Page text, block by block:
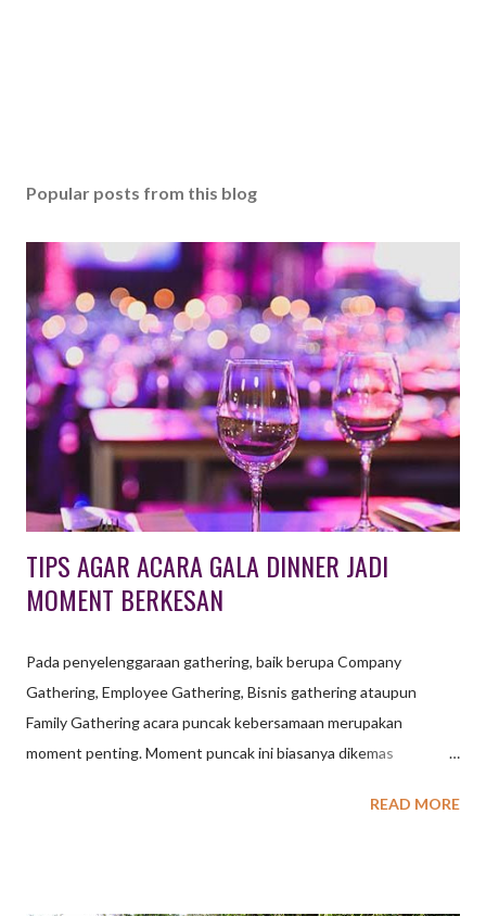
Popular posts from this blog
TIPS AGAR ACARA GALA DINNER JADI
MOMENT BERKESAN
Pada penyelenggaraan gathering, baik berupa Company
Gathering, Employee Gathering, Bisnis gathering ataupun
Family Gathering acara puncak kebersamaan merupakan
moment penting. Moment puncak ini biasanya dikemas
agenda Gala Dinner. Gala Dinner menjadi kegiatan penting yang
READ MORE